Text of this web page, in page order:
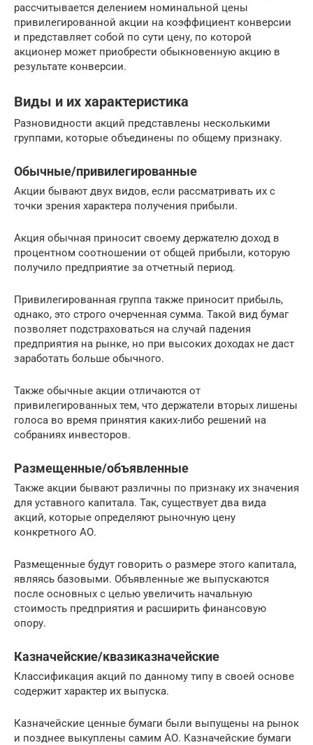
рассчитывается делением номинальной цены
привилегированной акции на коэффициент конверсии
и представляет собой по сути цену, по которой
акционер может приобрести обыкновенную акцию в
результате конверсии.
Виды и их характеристика
Разновидности акций представлены несколькими
группами, которые объединены по общему признаку.
Обычные/привилегированные
Акции бывают двух видов, если рассматривать их с
точки зрения характера получения прибыли.
Акция обычная приносит своему держателю доход в
процентном соотношении от общей прибыли, которую
получило предприятие за отчетный период.
Привилегированная группа также приносит прибыль,
однако, это строго очерченная сумма. Такой вид бумаг
позволяет подстраховаться на случай падения
предприятия на рынке, но при высоких доходах не даст
заработать больше обычного.
Также обычные акции отличаются от
привилегированных тем, что держатели вторых лишены
голоса во время принятия каких-либо решений на
собраниях инвесторов.
Размещенные/объявленные
Также акции бывают различны по признаку их значения
для уставного капитала. Так, существует два вида
акций, которые определяют рыночную цену
конкретного АО.
Размещенные будут говорить о размере этого капитала,
являясь базовыми. Объявленные же выпускаются
после основных с целью увеличить начальную
стоимость предприятия и расширить финансовую
опору.
Казначейские/квазиказначейские
Классификация акций по данному типу в своей основе
содержит характер их выпуска.
Казначейские ценные бумаги были выпущены на рынок
и позднее выкуплены самим АО. Казначейские бумаги